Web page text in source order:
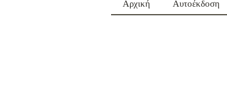
Αρχική Αυτοέκδοση